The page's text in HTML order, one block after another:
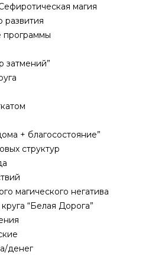
магия
развития
программы
затмений”
+ благосостояние”
структур
магического негатива
“Белая Дорога”
денег